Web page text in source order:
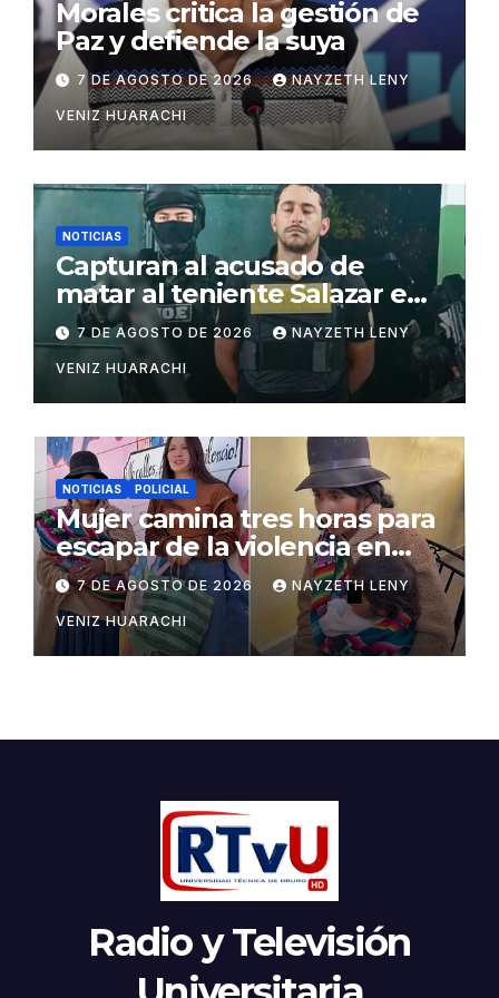
Morales critica la gestión de
Paz y defiende la suya
7 DE AGOSTO DE 2026 NAYZETH LENY
VENIZ HUARACHI
NOTICIAS
Capturan al acusado de
matar al teniente Salazar en
San Matías
7 DE AGOSTO DE 2026 NAYZETH LENY
VENIZ HUARACHI
NOTICIAS POLICIAL
Mujer camina tres horas para
escapar de la violencia en
Potosí
7 DE AGOSTO DE 2026 NAYZETH LENY
VENIZ HUARACHI
Radio y Televisión